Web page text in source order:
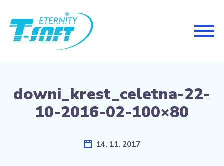
downi_krest_celetna-22-
10-2016-02-100×80
14. 11. 2017